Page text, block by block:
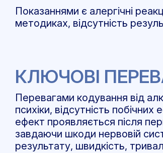
Показаннями є алергічні
методиках, відсутність
КЛЮЧОВІ
Перевагами кодування від
психіки, відсутність
ефект проявляється після
завдаючи шкоди нервовій
результату, швидкість,